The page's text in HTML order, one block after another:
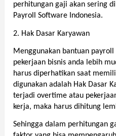
perhitungan gaji akan sering
Payroll Software Indonesia.
2. Hak Dasar Karyawan
Menggunakan bantuan
pekerjaan bisnis anda lebih
harus diperhatikan saat
digunakan adalah Hak Dasar
terjadi overtime atau
kerja, maka harus dihitung
Sehingga dalam perhitungan